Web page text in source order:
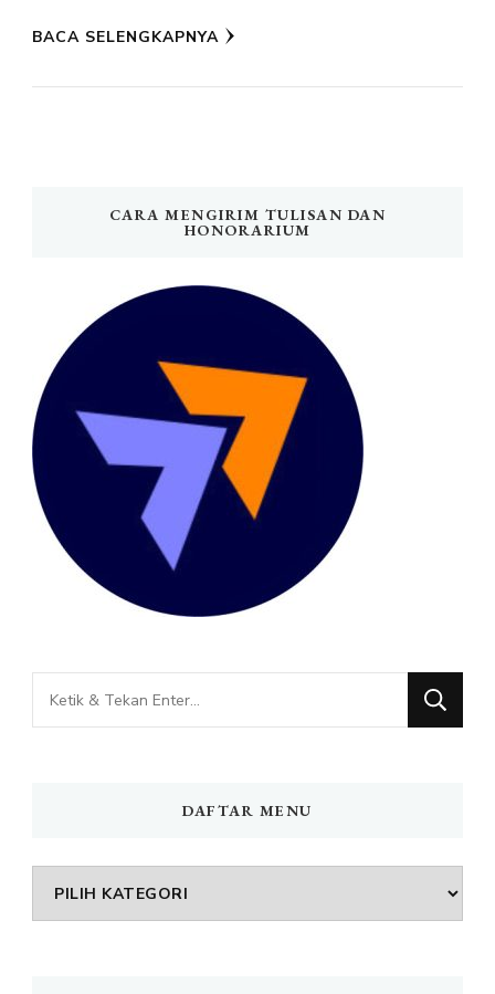
BACA SELENGKAPNYA
CARA MENGIRIM TULISAN DAN
HONORARIUM
Mencari
Sesuatu?
DAFTAR MENU
DAFTAR
MENU